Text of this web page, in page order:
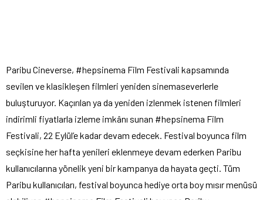
Paribu Cineverse, #hepsinema Film Festivali kapsamında
sevilen ve klasikleşen filmleri yeniden sinemaseverlerle
buluşturuyor. Kaçırılan ya da yeniden izlenmek istenen filmleri
indirimli fiyatlarla izleme imkânı sunan #hepsinema Film
Festivali, 22 Eylül’e kadar devam edecek. Festival boyunca film
seçkisine her hafta yenileri eklenmeye devam ederken Paribu
kullanıcılarına yönelik yeni bir kampanya da hayata geçti. Tüm
Paribu kullanıcıları, festival boyunca hediye orta boy mısır menüsü